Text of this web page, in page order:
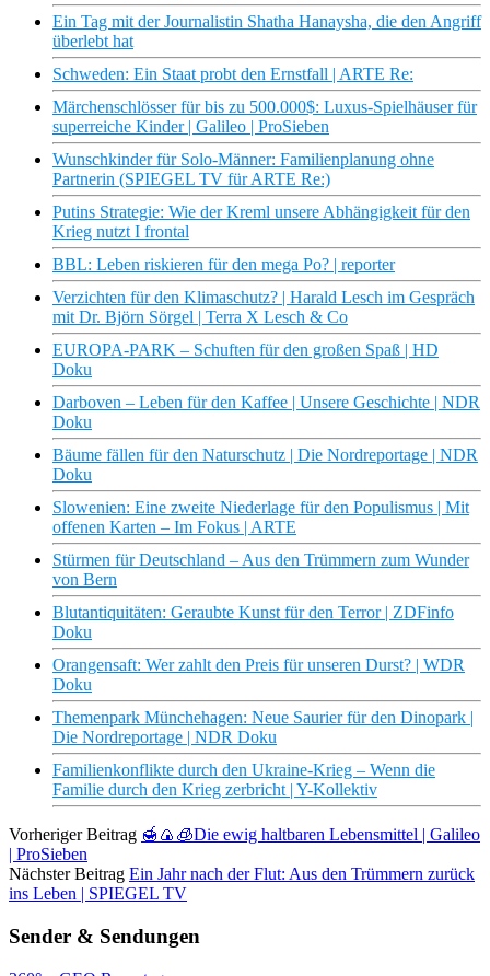
Ein Tag mit der Journalistin Shatha Hanaysha, die den Angriff
überlebt hat
Schweden: Ein Staat probt den Ernstfall | ARTE Re:
Märchenschlösser für bis zu 500.000$: Luxus-Spielhäuser für
superreiche Kinder | Galileo | ProSieben
Wunschkinder für Solo-Männer: Familienplanung ohne
Partnerin (SPIEGEL TV für ARTE Re:)
Putins Strategie: Wie der Kreml unsere Abhängigkeit für den
Krieg nutzt I frontal
BBL: Leben riskieren für den mega Po? | reporter
Verzichten für den Klimaschutz? | Harald Lesch im Gespräch
mit Dr. Björn Sörgel | Terra X Lesch & Co
EUROPA-PARK – Schuften für den großen Spaß | HD
Doku
Darboven – Leben für den Kaffee | Unsere Geschichte | NDR
Doku
Bäume fällen für den Naturschutz | Die Nordreportage | NDR
Doku
Slowenien: Eine zweite Niederlage für den Populismus | Mit
offenen Karten – Im Fokus | ARTE
Stürmen für Deutschland – Aus den Trümmern zum Wunder
von Bern
Blutantiquitäten: Geraubte Kunst für den Terror | ZDFinfo
Doku
Orangensaft: Wer zahlt den Preis für unseren Durst? | WDR
Doku
Themenpark Münchehagen: Neue Saurier für den Dinopark |
Die Nordreportage | NDR Doku
Familienkonflikte durch den Ukraine-Krieg – Wenn die
Familie durch den Krieg zerbricht | Y-Kollektiv
Vorheriger Beitrag 🍯🍙🧊Die ewig haltbaren Lebensmittel | Galileo
| ProSieben
Nächster Beitrag Ein Jahr nach der Flut: Aus den Trümmern zurück
ins Leben | SPIEGEL TV
Sender & Sendungen